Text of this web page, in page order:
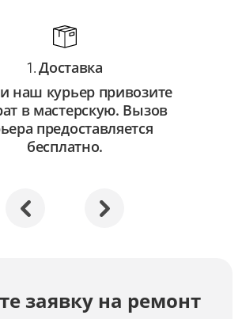
1.Доставка
наш курьер привозите
в мастерскую. Вызов
предоставляется
бесплатно.
заявку на ремонт